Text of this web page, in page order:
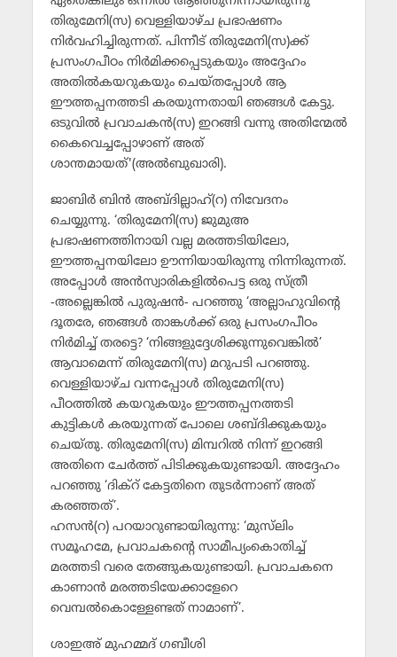
തിരുമേനി(സ) വെള്ളിയാഴ്ച പ്രഭാഷണം
നിര്‍വഹിച്ചിരുന്നത്. പിന്നീട് തിരുമേനി(സ)ക്ക്
പ്രസംഗപീഠം നിര്‍മിക്കപ്പെടുകയും അദ്ദേഹം
അതില്‍കയറുകയും ചെയ്തപ്പോള്‍ ആ
ഈത്തപ്പനത്തടി കരയുന്നതായി ഞങ്ങള്‍ കേട്ടു.
ഒടുവില്‍ പ്രവാചകന്‍(സ) ഇറങ്ങി വന്നു അതിന്മേല്‍
കൈവെച്ചപ്പോഴാണ് അത്
ശാന്തമായത്'(അല്‍ബുഖാരി).
ജാബിര്‍ ബിന്‍ അബ്ദില്ലാഹ്(റ) നിവേദനം
ചെയ്യുന്നു. ‘തിരുമേനി(സ) ജുമുഅ
പ്രഭാഷണത്തിനായി വല്ല മരത്തടിയിലോ,
ഈത്തപ്പനയിലോ ഊന്നിയായിരുന്നു നിന്നിരുന്നത്.
അപ്പോള്‍ അന്‍സ്വാരികളില്‍പെട്ട ഒരു സ്ത്രീ
-അല്ലെങ്കില്‍ പുരുഷന്‍- പറഞ്ഞു ‘അല്ലാഹുവിന്റെ
ദൂതരേ, ഞങ്ങള്‍ താങ്കള്‍ക്ക് ഒരു പ്രസംഗപീഠം
നിര്‍മിച്ച് തരട്ടെ? ‘നിങ്ങളുദ്ദേശിക്കുന്നുവെങ്കില്‍’
ആവാമെന്ന് തിരുമേനി(സ) മറുപടി പറഞ്ഞു.
വെള്ളിയാഴ്ച വന്നപ്പോള്‍ തിരുമേനി(സ)
പീഠത്തില്‍ കയറുകയും ഈത്തപ്പനത്തടി
കുട്ടികള്‍ കരയുന്നത് പോലെ ശബ്ദിക്കുകയും
ചെയ്തു. തിരുമേനി(സ) മിമ്പറില്‍ നിന്ന് ഇറങ്ങി
അതിനെ ചേര്‍ത്ത് പിടിക്കുകയുണ്ടായി. അദ്ദേഹം
പറഞ്ഞു ‘ദിക്‌റ് കേട്ടതിനെ തുടര്‍ന്നാണ് അത്
കരഞ്ഞത്’.
ഹസന്‍(റ) പറയാറുണ്ടായിരുന്നു: ‘മുസ്‌ലിം
സമൂഹമേ, പ്രവാചകന്റെ സാമീപ്യംകൊതിച്ച്
മരത്തടി വരെ തേങ്ങുകയുണ്ടായി. പ്രവാചകനെ
കാണാന്‍ മരത്തടിയേക്കാളേറെ
വെമ്പല്‍കൊള്ളേണ്ടത് നാമാണ്’.
ശാഇഅ് മുഹമ്മദ് ഗബീശി